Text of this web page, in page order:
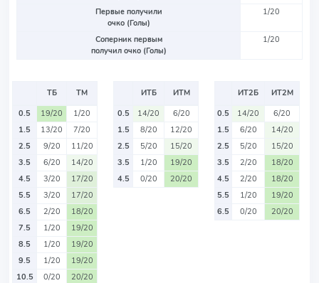
Первые получили
очко (Голы)
1/20
Соперник первым
получил очко (Голы)
1/20
ТБ
ТМ
0.5
19/20
1/20
1.5
13/20
7/20
2.5
9/20
11/20
3.5
6/20
14/20
4.5
3/20
17/20
5.5
3/20
17/20
6.5
2/20
18/20
7.5
1/20
19/20
8.5
1/20
19/20
9.5
1/20
19/20
10.5
0/20 20/20
ИТБ
ИТМ
0.5
14/20
6/20
1.5
8/20
12/20
2.5
5/20
15/20
3.5
1/20
19/20
4.5
0/20 20/20
ИТ2Б
ИТ2М
0.5
14/20
6/20
1.5
6/20
14/20
2.5
5/20
15/20
3.5
2/20
18/20
4.5
2/20
18/20
5.5
1/20
19/20
6.5
0/20 20/20